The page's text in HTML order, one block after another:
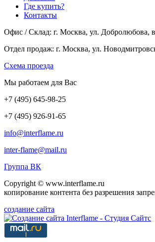
Где купить?
Контакты
Офис / Склад: г. Москва, ул. Добролюбова,
Отдел продаж: г. Москва, ул.
Cхема проезда
Мы работаем для Вас
+7 (495) 645-98-25
+7 (495) 926-91-65
info@interflame.ru
inter-flame@mail.ru
Группа ВК
Copyright © www.interflame.ru
копирование контента без разрешения
создание сайта